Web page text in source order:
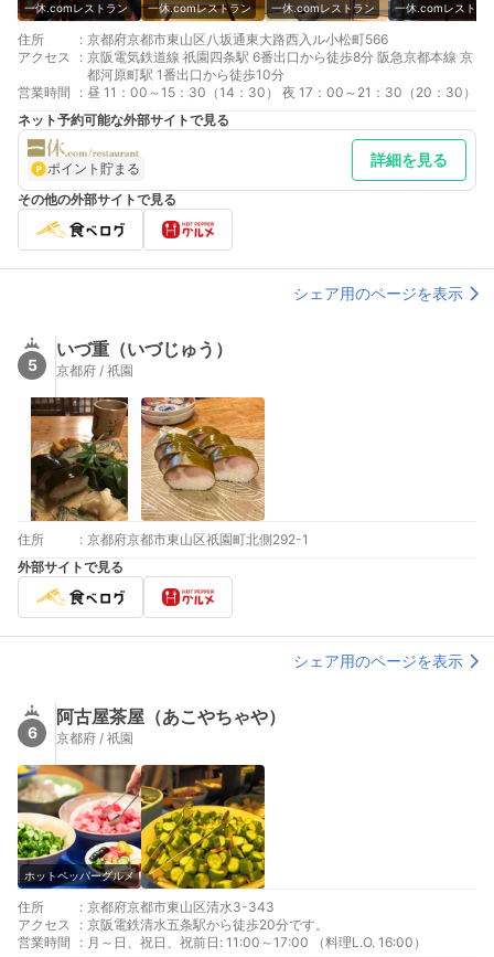
一休.comレストラン 一休.comレストラン 一休.comレストラン 一休.comレストラ
住所 : 京都府京都市東山区八坂通東大路西入ル小松町566
アクセス
: 京阪電気鉄道線 祇園四条駅 6番出口から徒歩8分 阪急京都本線 京
都河原町駅 1番出口から徒歩10分
営業時間
: 昼 11：00～15：30（14：30） 夜 17：00～21：30（20：30）
ネット予約可能な外部サイトで見る
ポイント貯まる 詳細を見る
その他の外部サイトで見る
シェア用のページを表示
5
いづ重（いづじゅう）
京都府 / 祇園
住所 : 京都府京都市東山区祇園町北側292-1
外部サイトで見る
シェア用のページを表示
6
阿古屋茶屋（あこやちゃや）
京都府 / 祇園
ホットペッパーグルメ
住所 : 京都府京都市東山区清水3-343
アクセス
: 京阪電鉄清水五条駅から徒歩20分です。
営業時間
: 月～日、祝日、祝前日: 11:00～17:00 （料理L.O. 16:00）